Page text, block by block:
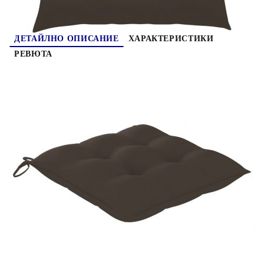
ДЕТАЙЛНО ОПИСАНИЕ
ХАРАКТЕРИСТИКИ
РЕВЮТА
изработена от изключително издръжлива тикова
твърда дървесина, която е суха – изсушена в
пещ, а след това фино шлифована, за да ѝ се
придаде много гладък вид. Тиковото дърво е
известно с изключителната си здравина и
устойчивост на атмосферни влияния, което го
прави далеч по-подходящо за градински мебели
от всеки друг вид дърво. Тиковата дървесина е
идеалният избор, ако искате да закупите
дълготрайна градинска мебел. Шлифованата